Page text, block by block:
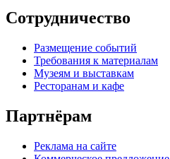
Сотрудничество
Размещение событий
Требования к материалам
Музеям и выставкам
Ресторанам и кафе
Партнёрам
Реклама на сайте